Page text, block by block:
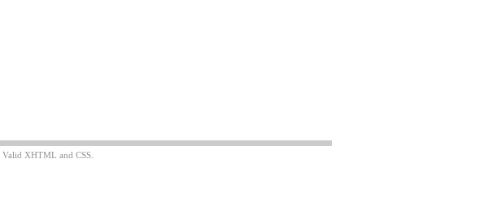
Valid XHTML and CSS